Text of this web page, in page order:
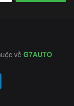
về G7AUTO